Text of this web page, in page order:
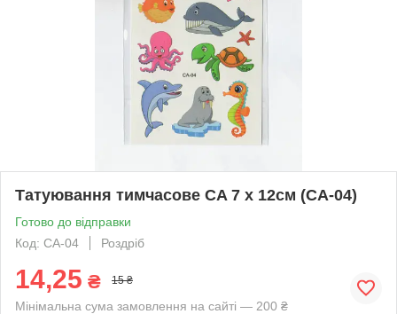
Татуювання тимчасове CA 7 х 12см (CA-04)
Готово до відправки
Код: CA-04
Роздріб
14,25 ₴ 15 ₴
Мінімальна сума замовлення на сайті — 200 ₴